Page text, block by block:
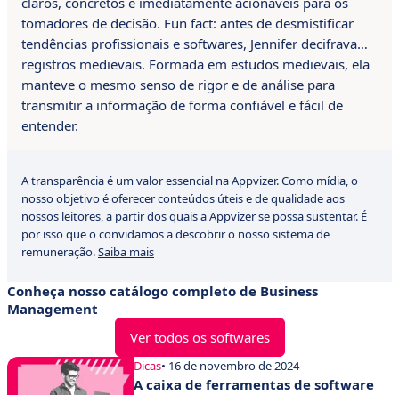
tomadores de decisão. Fun fact: antes de desmistificar
tendências profissionais e softwares, Jennifer decifrava…
registros medievais. Formada em estudos medievais, ela
manteve o mesmo senso de rigor e de análise para
transmitir a informação de forma confiável e fácil de
entender.
A transparência é um valor essencial na Appvizer. Como mídia, o
nosso objetivo é oferecer conteúdos úteis e de qualidade aos
nossos leitores, a partir dos quais a Appvizer se possa sustentar. É
por isso que o convidamos a descobrir o nosso sistema de
remuneração.Saiba mais
Conheça nosso catálogo completo de Business
Management
Ver todos os softwares
Dicas• 16 de novembro de 2024
A caixa de ferramentas de software